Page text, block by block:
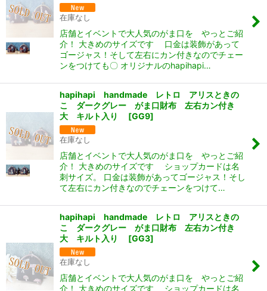
在庫なし
店舗とイベントで大人気のがま口を やっとご紹
介！ 大きめのサイズです 口金は装飾があって
ゴージャス！そして左右にカン付きなのでチェー
ンをつけても〇 オリジナルのhapihapi…
hapihapi handmade レトロ アリスときの
こ ダークグレー がま口財布 左右カン付き
大 キルト入り
[GG9]
在庫なし
店舗とイベントで大人気のがま口を やっとご紹
介！ 大きめのサイズです ショップカードは名
刺サイズ。 口金は装飾があってゴージャス！そし
て左右にカン付きなのでチェーンをつけて…
hapihapi handmade レトロ アリスときの
こ ダークグレー がま口財布 左右カン付き
大 キルト入り
[GG3]
在庫なし
店舗とイベントで大人気のがま口を やっとご紹
介！ 大きめのサイズです ショップカードは名